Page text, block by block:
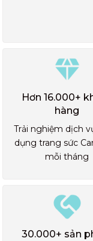
Hơn 16.000+
hàng
Trải nghiệm dịch
dụng trang sức
mỗi tháng
30.000+ sản